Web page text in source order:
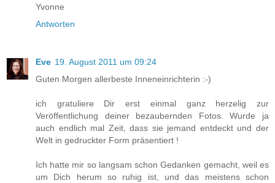
Yvonne
Antworten
Eve 19. August 2011 um 09:24
Guten Morgen allerbeste Inneneinrichterin :-)
ich gratuliere Dir erst einmal ganz herzelig zur
Veröffentlichung deiner bezaubernden Fotos. Wurde ja
auch endlich mal Zeit, dass sie jemand entdeckt und der
Welt in gedruckter Form präsentiert !
Ich hatte mir so langsam schon Gedanken gemacht, weil es
um Dich herum so ruhig ist, und das meistens schon